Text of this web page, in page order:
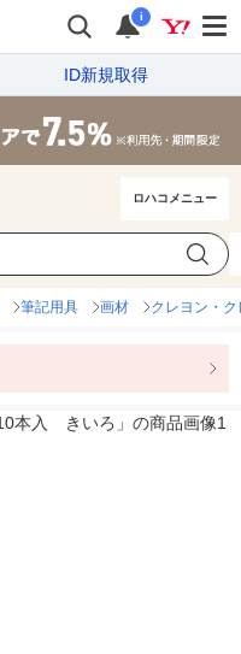
i
ID新規取得
ロハコメニュー
筆記用具 画材 クレヨン・